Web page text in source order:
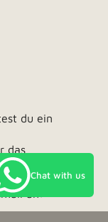
du ein
das
oder zu
an:
Chat with us